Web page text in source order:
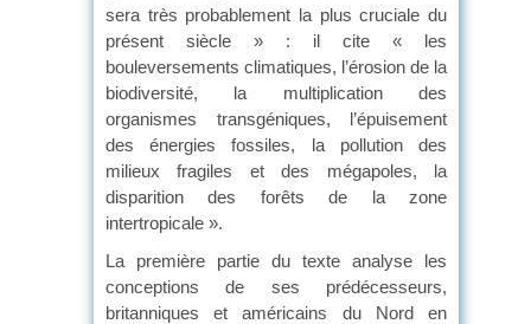
sera très probablement la plus cruciale du
présent siècle » : il cite « les
bouleversements climatiques, l’érosion de la
biodiversité, la multiplication des
organismes transgéniques, l’épuisement
des énergies fossiles, la pollution des
milieux fragiles et des mégapoles, la
disparition des forêts de la zone
intertropicale ».
La première partie du texte analyse les
conceptions de ses prédécesseurs,
britanniques et américains du Nord en